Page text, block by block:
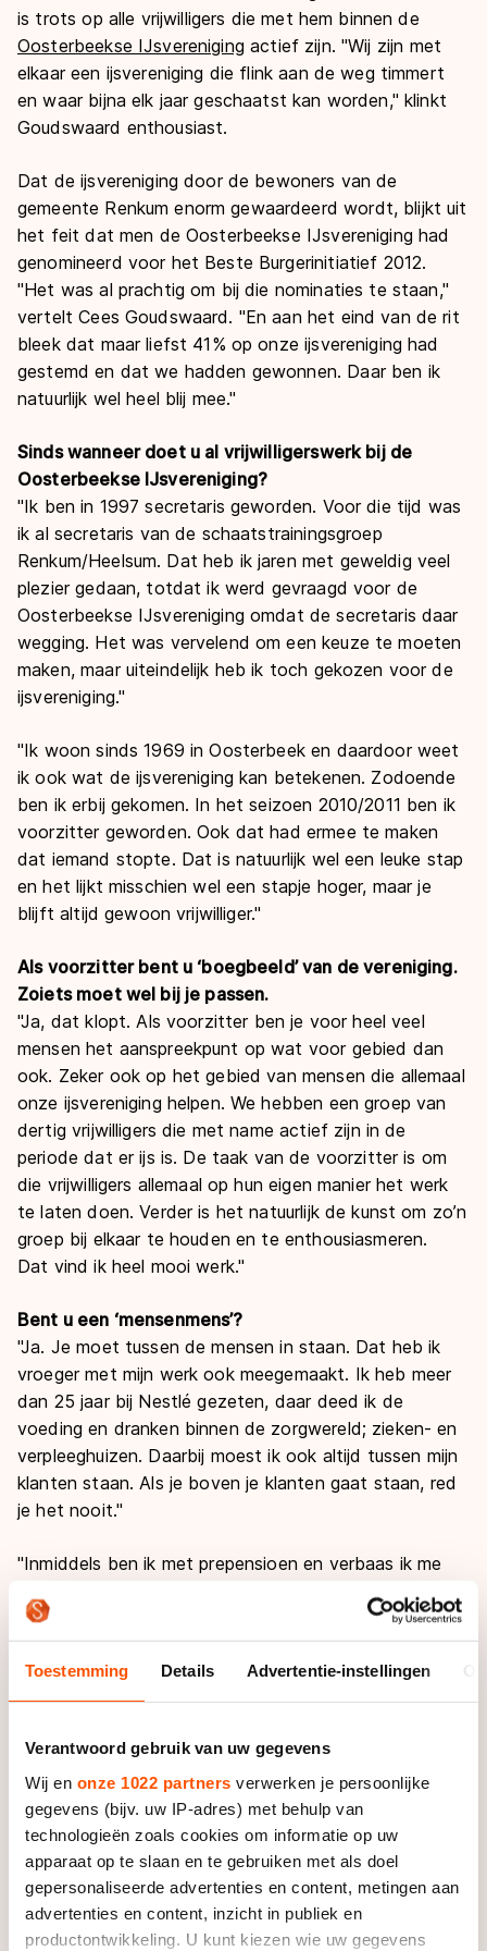
Toestemming Details Advertentie-instellingen
Verantwoord gebruik van uw gegevens
Wij en onze 1022 partners verwerken je persoonlijke
gegevens (bijv. uw IP-adres) met behulp van
technologieën zoals cookies om informatie op uw
apparaat op te slaan en te gebruiken met als doel
gepersonaliseerde advertenties en content, metingen aan
advertenties en content, inzicht in publiek en
productontwikkeling. U kunt kiezen wie uw gegevens
is trots op alle vrijwilligers die met hem binnen de
Oosterbeekse IJsvereniging actief zijn. "Wij zijn met
elkaar een ijsvereniging die flink aan de weg timmert
en waar bijna elk jaar geschaatst kan worden," klinkt
Goudswaard enthousiast.
Dat de ijsvereniging door de bewoners van de
gemeente Renkum enorm gewaardeerd wordt, blijkt uit
het feit dat men de Oosterbeekse IJsvereniging had
genomineerd voor het Beste Burgerinitiatief 2012.
"Het was al prachtig om bij die nominaties te staan,"
vertelt Cees Goudswaard. "En aan het eind van de rit
bleek dat maar liefst 41% op onze ijsvereniging had
gestemd en dat we hadden gewonnen. Daar ben ik
natuurlijk wel heel blij mee."
Sinds wanneer doet u al vrijwilligerswerk bij de
Oosterbeekse IJsvereniging?
"Ik ben in 1997 secretaris geworden. Voor die tijd was
ik al secretaris van de schaatstrainingsgroep
Renkum/Heelsum. Dat heb ik jaren met geweldig veel
plezier gedaan, totdat ik werd gevraagd voor de
Oosterbeekse IJsvereniging omdat de secretaris daar
wegging. Het was vervelend om een keuze te moeten
maken, maar uiteindelijk heb ik toch gekozen voor de
ijsvereniging."
"Ik woon sinds 1969 in Oosterbeek en daardoor weet
ik ook wat de ijsvereniging kan betekenen. Zodoende
ben ik erbij gekomen. In het seizoen 2010/2011 ben ik
voorzitter geworden. Ook dat had ermee te maken
dat iemand stopte. Dat is natuurlijk wel een leuke stap
en het lijkt misschien wel een stapje hoger, maar je
blijft altijd gewoon vrijwilliger."
Als voorzitter bent u ‘boegbeeld’ van de vereniging.
Zoiets moet wel bij je passen.
"Ja, dat klopt. Als voorzitter ben je voor heel veel
mensen het aanspreekpunt op wat voor gebied dan
ook. Zeker ook op het gebied van mensen die allemaal
onze ijsvereniging helpen. We hebben een groep van
dertig vrijwilligers die met name actief zijn in de
periode dat er ijs is. De taak van de voorzitter is om
die vrijwilligers allemaal op hun eigen manier het werk
te laten doen. Verder is het natuurlijk de kunst om zo’n
groep bij elkaar te houden en te enthousiasmeren.
Dat vind ik heel mooi werk."
Bent u een ‘mensenmens’?
"Ja. Je moet tussen de mensen in staan. Dat heb ik
vroeger met mijn werk ook meegemaakt. Ik heb meer
dan 25 jaar bij Nestlé gezeten, daar deed ik de
voeding en dranken binnen de zorgwereld; zieken- en
verpleeghuizen. Daarbij moest ik ook altijd tussen mijn
klanten staan. Als je boven je klanten gaat staan, red
je het nooit."
"Inmiddels ben ik met prepensioen en verbaas ik me
werkte toch ook altijd zoveel tijd aan de
Oosterbeekse IJsclub kon spenderen. Het is heel
plezierig dat ik nu meer tijd heb, zeker als er ijs is, om
volledig met z’n allen er tegenaan te gaan."
Schaatst u zelf ook?
"Ik ben zelf heel laat begonnen met schaatsen, in
1990. Eigenlijk had ik vroeger wel geschaatst, maar ik
heb het in 1990 weer enthousiast opgepakt. Elke week
ging ik naar Deventer en daar kwam ik Dries van Wijhe
en de gebroeders Ruitenberg tegen. Allemaal jongens
van het eerste uur. Tegen mezelf heb ik gezegd dat ik
voor mijn vijftigste de Weissensee wilde rijden en dat